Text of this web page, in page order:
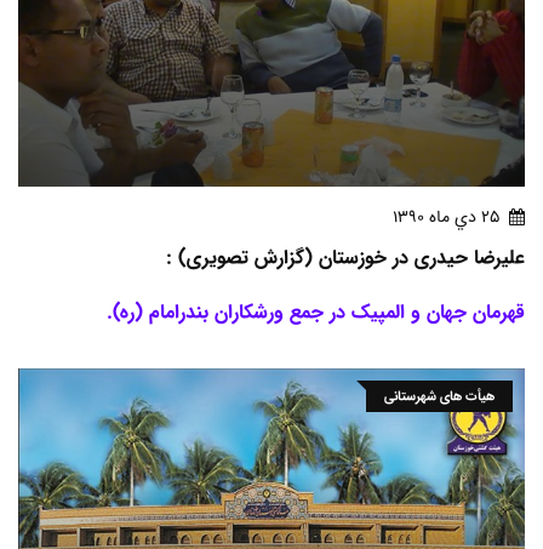
25 دي ماه 1390
علیرضا حیدری در خوزستان (گزارش تصویری) :
قهرمان جهان و المپیک در جمع ورشکاران بندرامام (ره).
هیأت های شهرستانی